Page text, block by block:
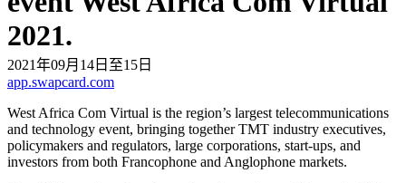
2021.
2021年09月14日至15日
app.swapcard.com
West Africa Com Virtual is the region’s largest telecommunications
and technology event, bringing together TMT industry executives,
policymakers and regulators, large corporations, start-ups, and
investors from both Francophone and Anglophone markets.